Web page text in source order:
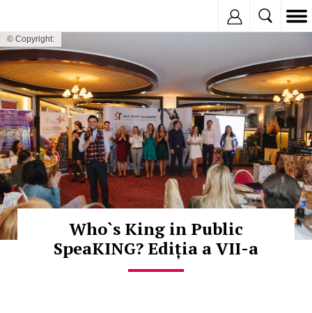
© Copyright:
Who`s King in Public
SpeaKING? Ediția a VII-a